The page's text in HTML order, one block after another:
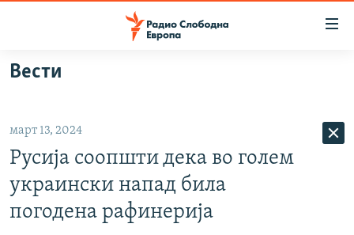
Оди
на
главната
навигација
Премини
на
ВИЗУЕЛНО
ВЕСТИ
ШТО ТРЕБА ДА ЗНАЕТЕ
ПРИЈАВИ СЕ ЗА ЊУЗЛЕТЕР
Вести
март 13, 2024
Русија соопшти дека во голем
украински напад била
погодена рафинерија